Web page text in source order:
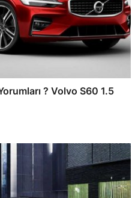
? Volvo S60 1.5